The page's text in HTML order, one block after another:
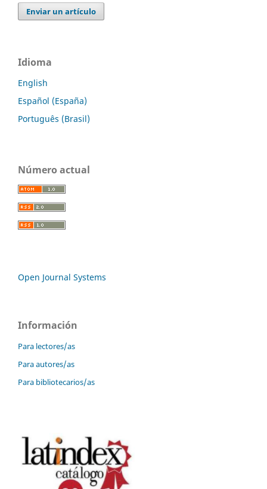
Enviar un artículo
Idioma
English
Español (España)
Português (Brasil)
Número actual
Open Journal Systems
Información
Para lectores/as
Para autores/as
Para bibliotecarios/as